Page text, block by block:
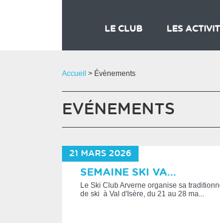
LE CLUB LES
Accueil > Évènements
EVÉNEMENTS
21 MARS 2026
SEMAINE SKI VA...
Le Ski Club Arverne organise sa
de ski à Val d'Isère, du 21 au 28 ma...